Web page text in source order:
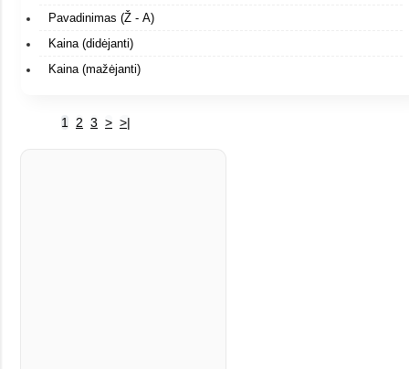
Pavadinimas (Ž - A)
Kaina (didėjanti)
Kaina (mažėjanti)
1 2 3 > >|